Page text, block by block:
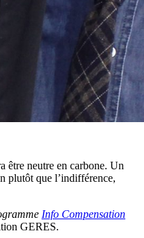
être neutre en carbone. Un
plutôt que l’indifférence,
Info Compensation
GERES.